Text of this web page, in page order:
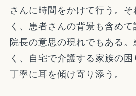
さんに時間をかけて行う。
く、患者さんの背景も含めて
院長の意思の現れでもある
く、自宅で介護する家族の困
丁寧に耳を傾け寄り添う。